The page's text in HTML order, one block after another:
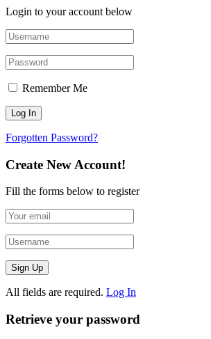
Login to your account below
Remember Me
Forgotten Password?
Create New Account!
Fill the forms below to register
All fields are required. Log In
Retrieve your password